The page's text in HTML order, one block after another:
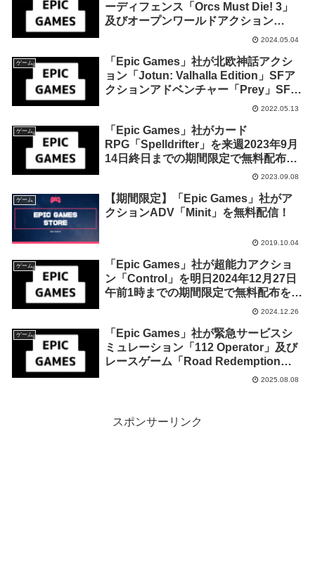
ーディフェンス「Orcs Must Die! 3」
及びオープンワールドアクション
RPG「キャットクエスト2」を来週
料配布を開始！
2024.05.04
ゲーム
「Epic Games」社が北欧神話アクシ
ョン「Jotun: Valhalla Edition」SFア
クションアドベンチャー「Prey」SFレ
ーシングゲーム「Redout: Enhanced
での1週間限定で無料配布を開始！
2022.05.13
ゲーム
「Epic Games」社がカード
RPG「Spelldrifter」を来週2023年9月
14日終日までの期間限定で無料配布を
2023.09.08
ゲーム
【期間限定】「Epic Games」社がア
クションADV「Minit」を無料配信！
2019.10.04
ゲーム
「Epic Games」社が超能力アクショ
ン「Control」を明日2024年12月27日
午前1時までの期間限定で無料配布を開
2024.12.26
ゲーム
「Epic Games」社が緊急サービスシ
ミュレーション「112 Operator」及び
レースゲーム「Road Redemption」
を来週2025年8月14日までの期間限定
2025.08.08
スポンサーリンク